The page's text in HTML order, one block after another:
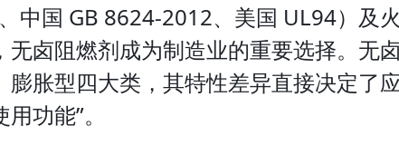
中国 GB 8624-2012、美国 UL94）及
卤阻燃剂成为制造业的重要选择。无
胀型四大类，其特性差异直接决定了
功能”。